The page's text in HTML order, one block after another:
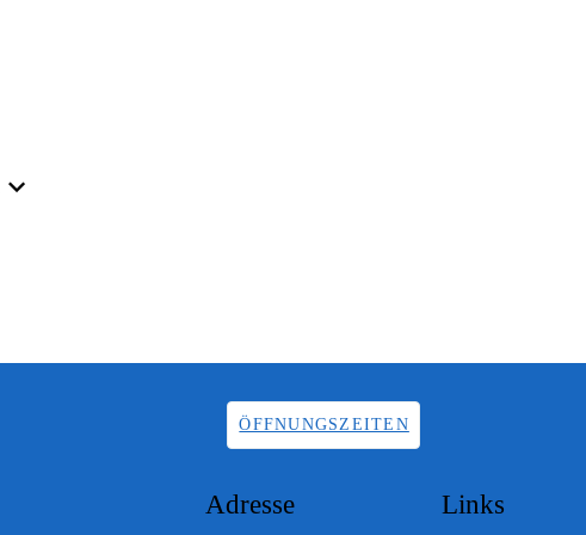
ÖFFNUNGSZEITEN
Adresse Links